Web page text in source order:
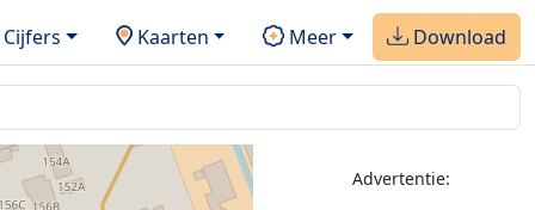
Cijfers Kaarten Meer Download
Advertentie: